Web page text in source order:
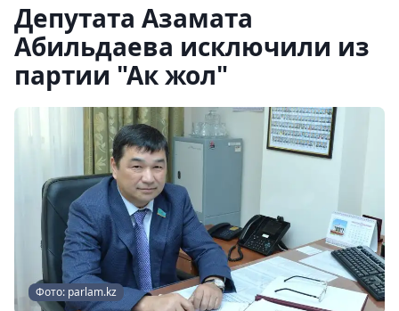
Депутата Азамата
Абильдаева исключили из
партии "Ак жол"
Фото: parlam.kz